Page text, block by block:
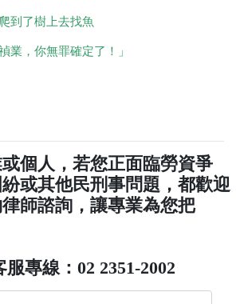
到了樹上去找魚
業，你無罪確定了！」
或個人，若您正面臨勞資爭
或其他民刑事問題，都歡迎
師諮詢，讓專業為您把
專線：02 2351-2002